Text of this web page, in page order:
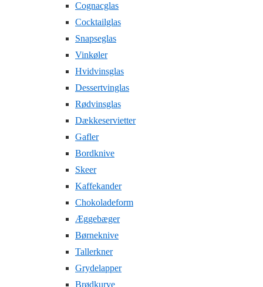
Cognacglas
Cocktailglas
Snapseglas
Vinkøler
Hvidvinsglas
Dessertvinglas
Rødvinsglas
Dækkeservietter
Gafler
Bordknive
Skeer
Kaffekander
Chokoladeform
Æggebæger
Børneknive
Tallerkner
Grydelapper
Brødkurve